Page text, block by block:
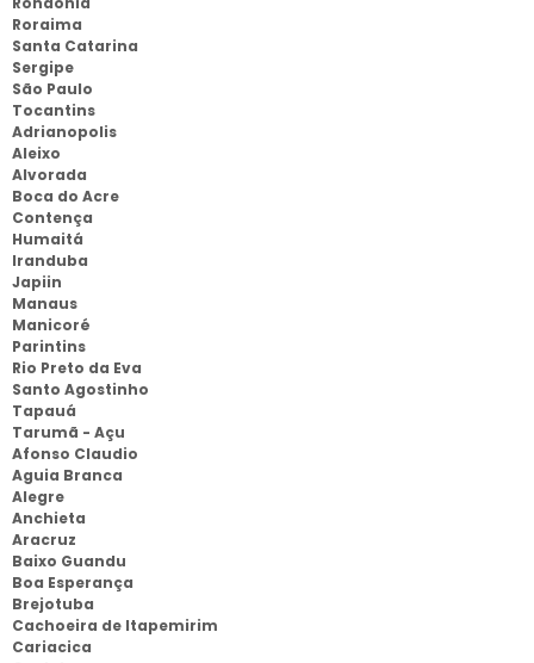
Roraima
Santa Catarina
Sergipe
São Paulo
Tocantins
Adrianopolis
Aleixo
Alvorada
Boca do Acre
Contença
Humaitá
Iranduba
Japiin
Manaus
Manicoré
Parintins
Rio Preto da Eva
Santo Agostinho
Tapauá
Tarumã - Açu
Afonso Claudio
Aguia Branca
Alegre
Anchieta
Aracruz
Baixo Guandu
Boa Esperança
Brejotuba
Cachoeira de Itapemirim
Cariacica